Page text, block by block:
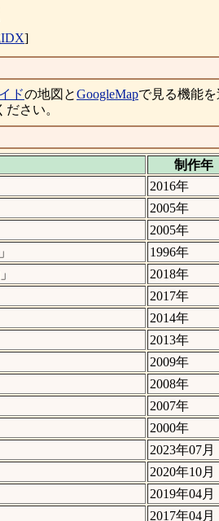
]
ドの地図とGoogleMapで見る機能
さい。
制作年
2016年
2005年
2005年
1996年
」 2018年
2017年
2014年
2013年
2009年
2008年
2007年
2000年
2023年07月
2020年10月
2019年04月
2017年04月